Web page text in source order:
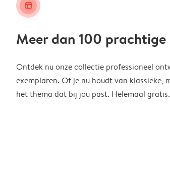
layout_alt
Meer dan 100
Ontdek nu onze collectie professioneel
exemplaren. Of je nu houdt van klassieke,
het thema dat bij jou past. Helemaal gratis.